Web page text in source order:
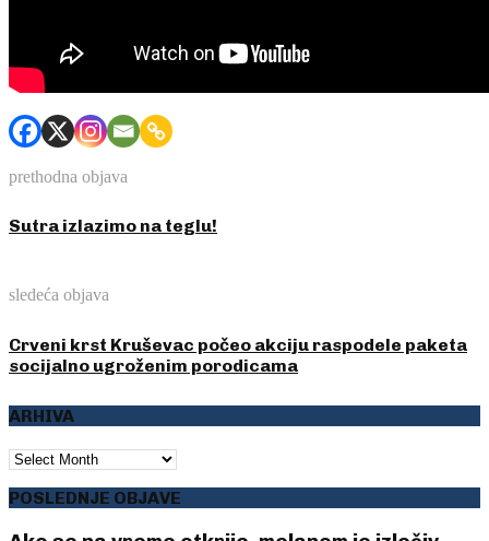
prethodna objava
Sutra izlazimo na teglu!
sledeća objava
Crveni krst Kruševac počeo akciju raspodele paketa
socijalno ugroženim porodicama
ARHIVA
ARHIVA
POSLEDNJE OBJAVE